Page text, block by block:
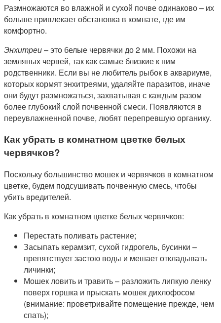
Размножаются во влажной и сухой почве одинаково – их
больше привлекает обстановка в комнате, где им
комфортно.
Энхитреи– это белые червячки до 2 мм. Похожи на
земляных червей, так как самые близкие к ним
родственники. Если вы не любитель рыбок в аквариуме,
которых кормят энхитреями, удаляйте паразитов, иначе
они будут размножаться, захватывая с каждым разом
более глубокий слой почвенной смеси. Появляются в
переувлажненной почве, любят перепревшую органику.
Как убрать в комнатном цветке белых
червячков?
Поскольку большинство мошек и червячков в комнатном
цветке, будем подсушивать почвенную смесь, чтобы
убить вредителей.
Как убрать в комнатном цветке белых червячков:
Перестать поливать растение;
Засыпать керамзит, сухой гидрогель, бусинки –
препятствует застою воды и мешает откладывать
личинки;
Мошек ловить и травить – разложить липкую ленку
поверх горшка и прыскать мошек дихлофосом
(внимание: проветривайте помещение прежде, чем
спать);